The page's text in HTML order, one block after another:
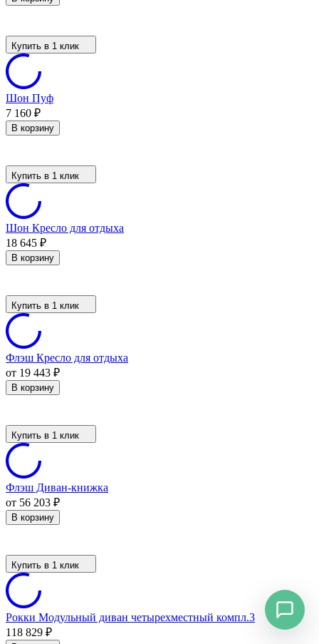
Купить в 1 клик
Шон Пуф
7 160 ₽
В корзину
Купить в 1 клик
Шон Кресло для отдыха
18 645 ₽
В корзину
Купить в 1 клик
Флэш Кресло для отдыха
от 19 443 ₽
В корзину
Купить в 1 клик
Флэш Диван-книжка
от 56 203 ₽
В корзину
Купить в 1 клик
Рокки Модульный диван четырехместный компл.3
118 829 ₽